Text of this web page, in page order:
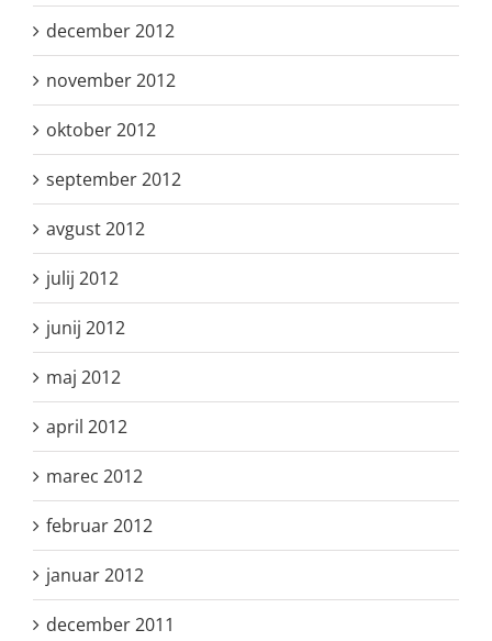
december 2012
november 2012
oktober 2012
september 2012
avgust 2012
julij 2012
junij 2012
maj 2012
april 2012
marec 2012
februar 2012
januar 2012
december 2011